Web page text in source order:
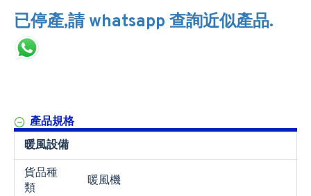
已停產,請 whatsapp 查詢近似產品.
產品規格
暖風設備
貨品種
類
暖風機